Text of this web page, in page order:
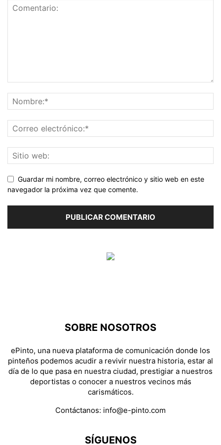
Guardar mi nombre, correo electrónico y sitio web en este
navegador la próxima vez que comente.
SOBRE NOSOTROS
ePinto, una nueva plataforma de comunicación donde los
pinteños podemos acudir a revivir nuestra historia, estar al
día de lo que pasa en nuestra ciudad, prestigiar a nuestros
deportistas o conocer a nuestros vecinos más
carismáticos.
Contáctanos: info@e-pinto.com
SÍGUENOS